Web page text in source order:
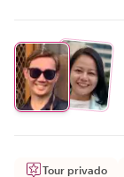
Tour privado